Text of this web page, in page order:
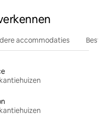
accommodaties